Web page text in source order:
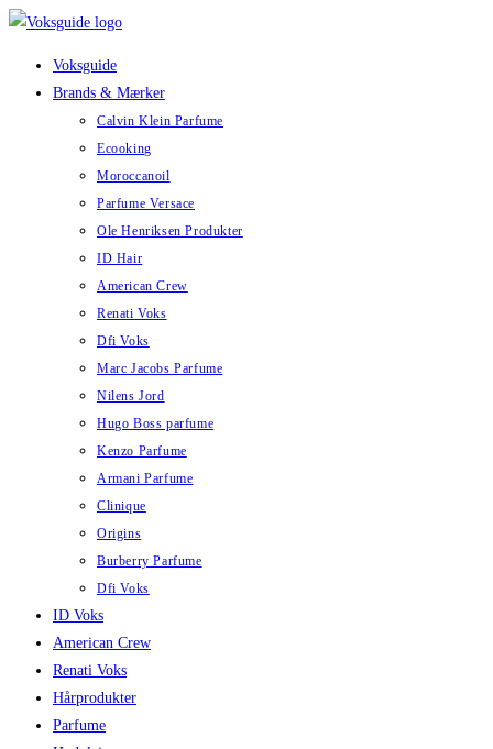
Skip
Voksguide
Brands & Mærker
Calvin Klein Parfume
Ecooking
Moroccanoil
Parfume Versace
Ole Henriksen Produkter
ID Hair
American Crew
Renati Voks
Dfi Voks
Marc Jacobs Parfume
Nilens Jord
Hugo Boss parfume
Kenzo Parfume
Armani Parfume
Clinique
Origins
Burberry Parfume
Dfi Voks
ID Voks
American Crew
Renati Voks
Hårprodukter
Parfume